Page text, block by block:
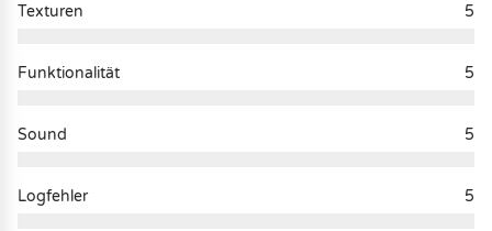
Texturen 5
Funktionalität 5
Sound 5
Logfehler 5